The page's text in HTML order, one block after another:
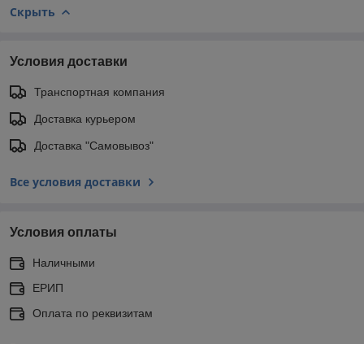
Скрыть
Условия доставки
Транспортная компания
Доставка курьером
Доставка "Самовывоз"
Все условия доставки
Условия оплаты
Наличными
ЕРИП
Оплата по реквизитам